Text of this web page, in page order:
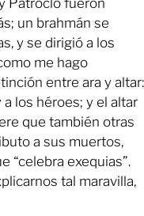
Patroclo fueron
un brahmán se
y se dirigió a los
me hago
entre ara y altar:
los héroes; y el altar
que también otras
a sus muertos,
“celebra exequias”.
tal maravilla,